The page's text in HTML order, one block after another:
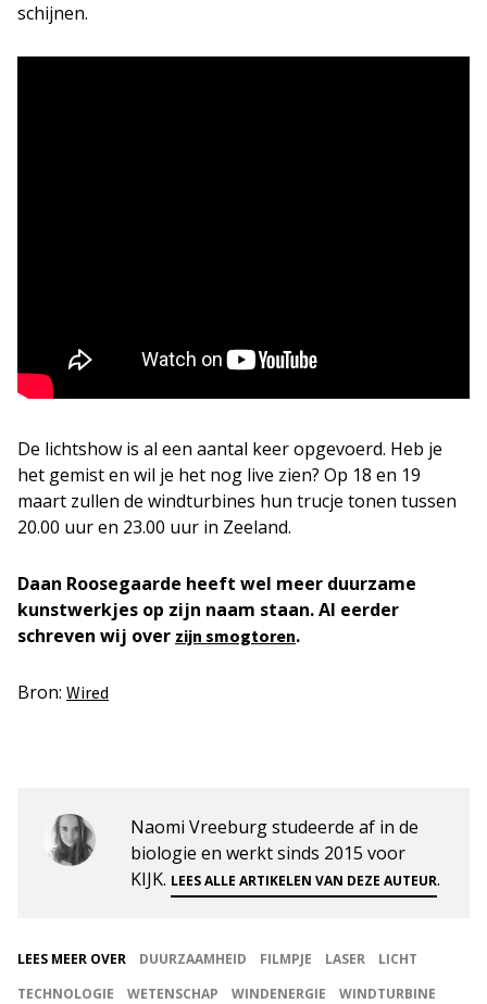
schijnen.
De lichtshow is al een aantal keer opgevoerd. Heb je
het gemist en wil je het nog live zien? Op 18 en 19
maart zullen de windturbines hun trucje tonen tussen
20.00 uur en 23.00 uur in Zeeland.
Daan Roosegaarde heeft wel meer duurzame
kunstwerkjes op zijn naam staan. Al eerder
schreven wij over zijn smogtoren.
Bron: Wired
Naomi Vreeburg studeerde af in de
biologie en werkt sinds 2015 voor
KIJK. LEES ALLE ARTIKELEN VAN DEZE AUTEUR.
LEES MEER OVER DUURZAAMHEID FILMPJE LASER
LICHT
TECHNOLOGIE
WETENSCHAP WINDENERGIE WINDTURBINE